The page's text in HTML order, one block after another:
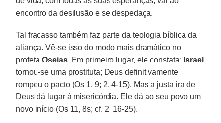
encontro da desilusão e se despedaça.
Tal fracasso também faz parte da teologia bíblica da
aliança. Vê-se isso do modo mais dramático no
profetaOseias. Em primeiro lugar, ele constata: Israel
tornou-se uma prostituta; Deus definitivamente
rompeu o pacto (Os 1, 9; 2, 4-15). Mas a justa ira de
Deus dá lugar à misericórdia. Ele dá ao seu povo um
novo início (Os 11, 8s; cf. 2, 16-25).